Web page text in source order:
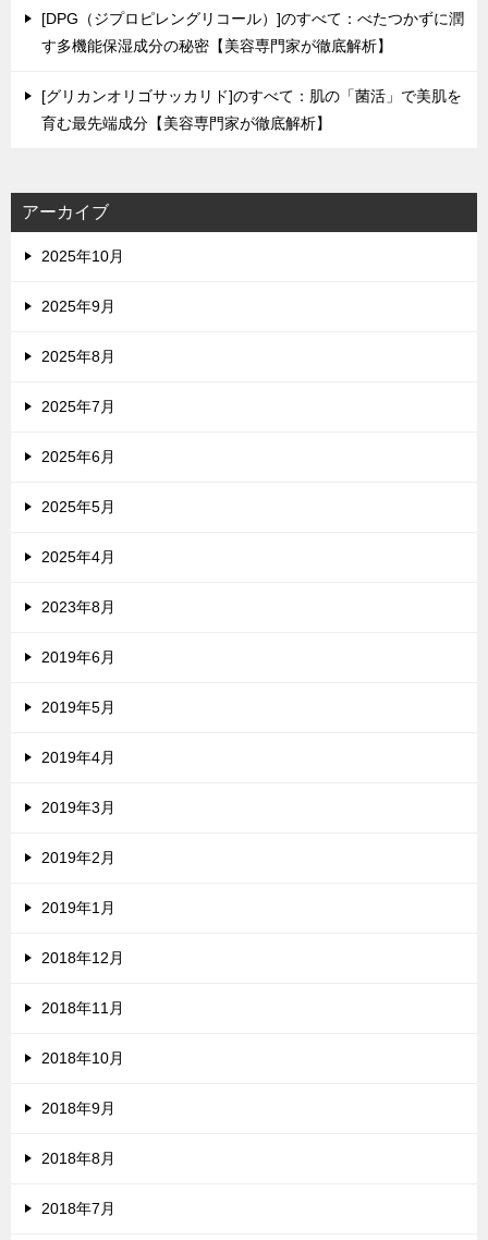
[DPG（ジプロピレングリコール）]のすべて：べたつかずに潤
す多機能保湿成分の秘密【美容専門家が徹底解析】
[グリカンオリゴサッカリド]のすべて：肌の「菌活」で美肌を
育む最先端成分【美容専門家が徹底解析】
アーカイブ
2025年10月
2025年9月
2025年8月
2025年7月
2025年6月
2025年5月
2025年4月
2023年8月
2019年6月
2019年5月
2019年4月
2019年3月
2019年2月
2019年1月
2018年12月
2018年11月
2018年10月
2018年9月
2018年8月
2018年7月